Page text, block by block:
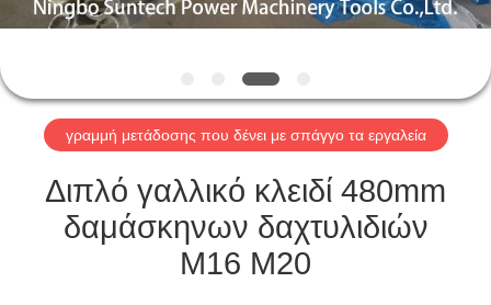
ΈΛΕΓΧΟΣ
ΕΙΔΉΣΕΙΣ
ΖΗΤΉΣΤΕ
ΜΙΑ
ΠΡΟΣΦΟΡΆ
γραμμή μετάδοσης που δένει με σπάγγο τα εργαλεία
Διπλό γαλλικό κλειδί 480mm
δαμάσκηνων δαχτυλιδιών
M16 M20